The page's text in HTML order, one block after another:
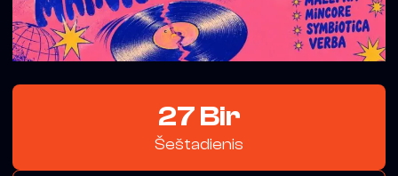
27 Bir
Šeštadienis